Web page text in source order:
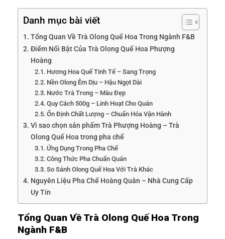
Danh mục bài viết
Tổng Quan Về Trà Olong Quế Hoa Trong Ngành F&B
Điểm Nổi Bật Của Trà Olong Quế Hoa Phượng
Hoàng
Hương Hoa Quế Tinh Tế – Sang Trọng
Nền Olong Êm Dịu – Hậu Ngọt Dài
Nước Trà Trong – Màu Đẹp
Quy Cách 500g – Linh Hoạt Cho Quán
Ổn Định Chất Lượng – Chuẩn Hóa Vận Hành
Vì sao chọn sản phẩm Trà Phượng Hoàng – Trà
Olong Quế Hoa trong pha chế
Ứng Dụng Trong Pha Chế
Công Thức Pha Chuẩn Quán
So Sánh Olong Quế Hoa Với Trà Khác
Nguyên Liệu Pha Chế Hoàng Quân – Nhà Cung Cấp
Uy Tín
Tổng Quan Về Trà Olong Quế Hoa Trong
Ngành F&B